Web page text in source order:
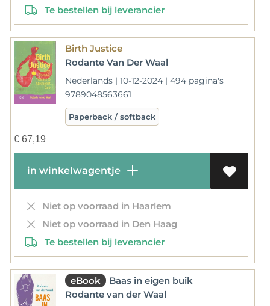
Te bestellen bij leverancier
Birth Justice
Rodante Van Der Waal
Nederlands | 10-12-2024 | 494 pagina's
9789048563661
Paperback / softback
€67,19
in winkelwagentje
Niet op voorraad in Haarlem
Niet op voorraad in Den Haag
Te bestellen bij leverancier
eBook
Baas in eigen buik
Rodante van der Waal